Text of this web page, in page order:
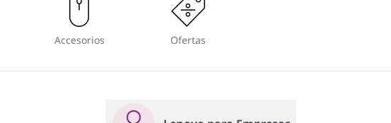
Accesorios Ofertas